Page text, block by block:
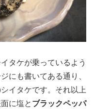
タケが乗っているよう
にも書いてある通り、
イタケです。それ以上
に塩と ブラックペッパ